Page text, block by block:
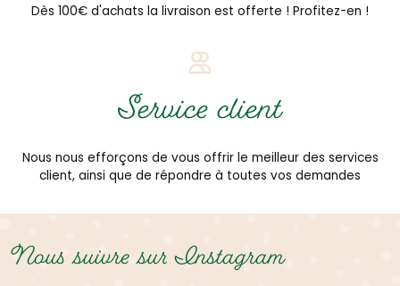
Dès 100€ d'achats la livraison est offerte ! Profitez-en !
Service client
Nous nous efforçons de vous offrir le meilleur des services
client, ainsi que de répondre à toutes vos demandes
Nous suivre sur Instagram